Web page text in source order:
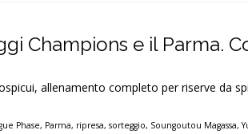
Champions e il Parma.
allenamento completo per riserve da
Phase, Parma, ripresa,sorteggio, Soungoutou Magassa,